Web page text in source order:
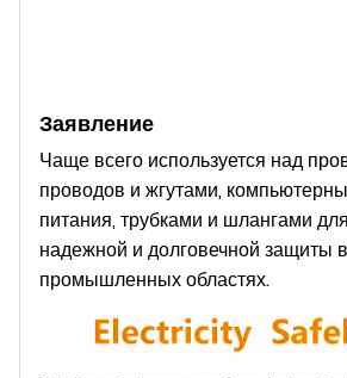
Заявление
Чаще всего используется над
проводов и жгутами,
питания, трубками и шлангами
надежной и долговечной защиты
промышленных областях.